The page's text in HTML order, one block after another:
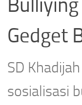
Gedget
SD
sosialisasi